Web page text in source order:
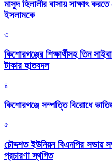
মাসুদ হিলালীর বাসায় সাক্ষাৎ
ইসলামকে
৩
কিশোরগঞ্জের শিক্ষার্থীসহ তিন
টাকার হাতবদল
৪
কিশোরগঞ্জে সম্পত্তি বিরোধে
৫
চৌদ্দশত ইউনিয়ন বিএনপির সভায়
প্রচারণা স্থগিত